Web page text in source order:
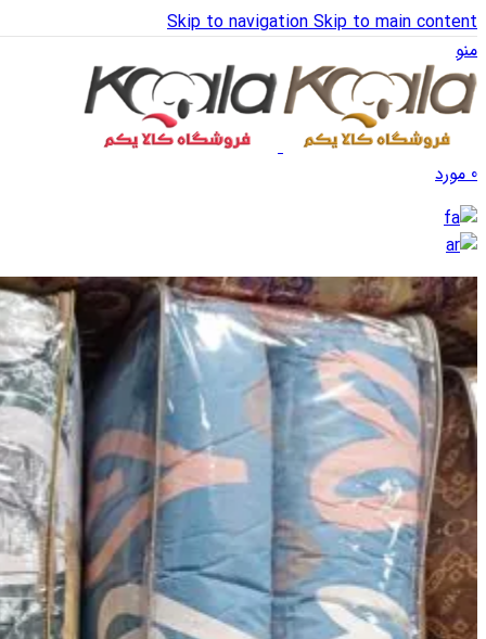
Skip to navigationSkip to main content
منو
0 مورد